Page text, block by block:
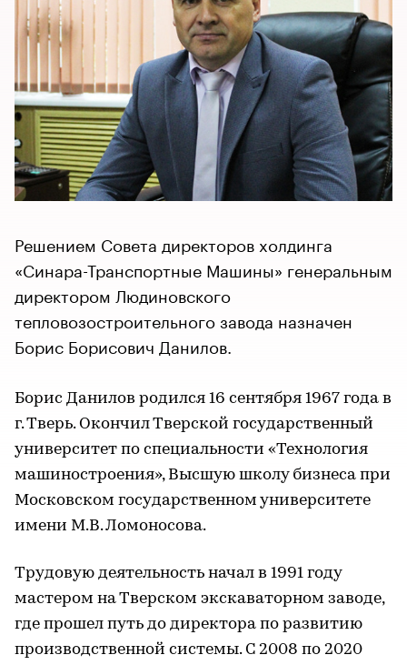
Решением Совета директоров холдинга
«Синара-Транспортные Машины» генеральным
директором Людиновского
тепловозостроительного завода назначен
Борис Борисович Данилов.
Борис Данилов родился 16 сентября 1967 года в
г. Тверь. Окончил Тверской государственный
университет по специальности «Технология
машиностроения», Высшую школу бизнеса при
Московском государственном университете
имени М.В. Ломоносова.
Трудовую деятельность начал в 1991 году
мастером на Тверском экскаваторном заводе,
где прошел путь до директора по развитию
производственной системы. С 2008 по 2020